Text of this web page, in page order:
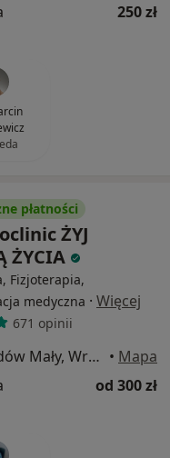
250 zł
płatności
ŻYJ
ŻYCIA
Fizjoterapia,
medyczna · Więcej
671 opinii
Szybowcowa 31/204b Gądów Mały, Wrocław • Mapa
od 300 zł